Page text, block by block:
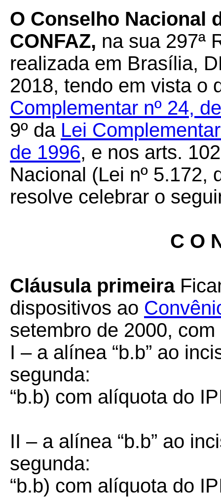
O Conselho Nacional
CONFAZ, na sua 297ª
realizada em Brasília,
2018, tendo em vista o
Complementar nº 24,
9º da Lei
de 1996, e nos arts.
Nacional (Lei nº 5.172,
resolve celebrar o
C O
Cláusula primeira
dispositivos ao
setembro de 2000,
I – a alínea “b.b” ao
segunda:
“b.b) com alíquota do
II – a alínea “b.b” ao
segunda:
“b.b) com alíquota do